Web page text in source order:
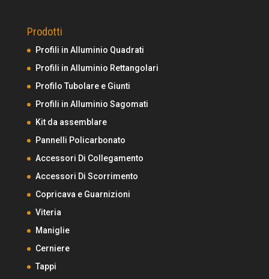
Prodotti
Profili in Alluminio Quadrati
Profili in Alluminio Rettangolari
Profilo Tubolare e Giunti
Profili in Alluminio Sagomati
Kit da assemblare
Pannelli Policarbonato
Accessori Di Collegamento
Accessori Di Scorrimento
Copricava e Guarnizioni
Viteria
Maniglie
Cerniere
Tappi